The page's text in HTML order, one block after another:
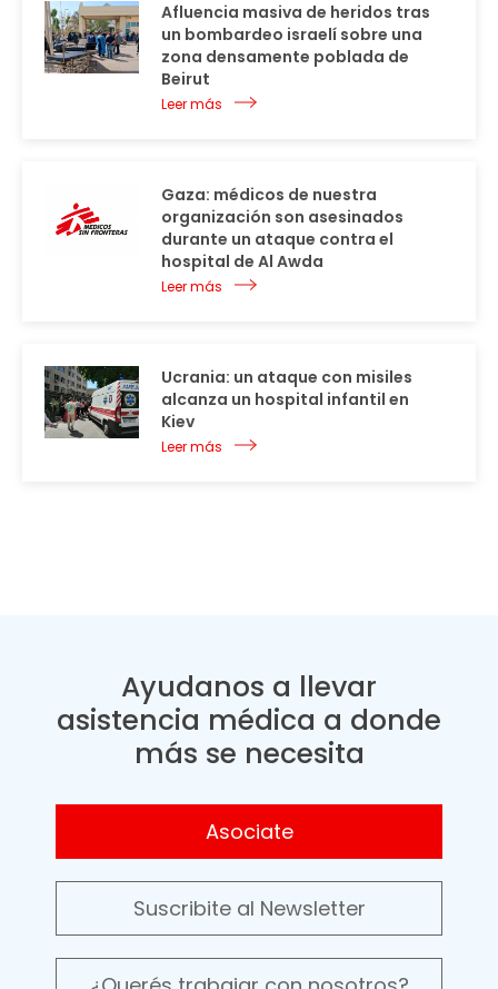
Afluencia masiva de heridos tras
un bombardeo israelí sobre una
zona densamente poblada de
Beirut
Leer más
Gaza: médicos de nuestra
organización son asesinados
durante un ataque contra el
hospital de Al Awda
Leer más
Ucrania: un ataque con misiles
alcanza un hospital infantil en
Kiev
Leer más
Ayudanos a llevar
asistencia médica a donde
más se necesita
Asociate
Suscribite al Newsletter